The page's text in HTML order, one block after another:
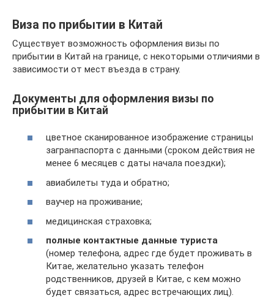
Виза по прибытии в Китай
Существует возможность оформления визы по
прибытии в Китай на границе, с некоторыми отличиями в
зависимости от мест въезда в страну.
Документы для оформления визы по
прибытии в Китай
цветное сканированное изображение страницы
загранпаспорта с данными (сроком действия не
менее 6 месяцев с даты начала поездки);
авиабилеты туда и обратно;
ваучер на проживание;
медицинская страховка;
полные контактные данные туриста
(номер телефона, адрес где будет проживать в
Китае, желательно указать телефон
родственников, друзей в Китае, с кем можно
будет связаться, адрес встречающих лиц).